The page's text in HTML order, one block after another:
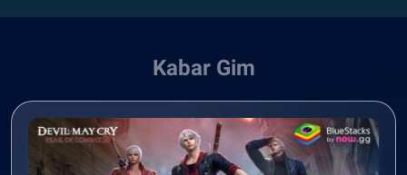
Kabar Gim